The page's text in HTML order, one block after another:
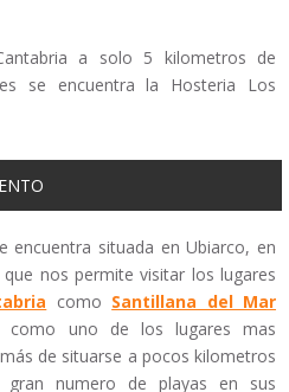
a solo 5 kilometros de
se encuentra la Hosteria Los
encuentra situada en Ubiarco, en
nos permite visitar los lugares
como Santillana del Mar
como uno de los lugares mas
de situarse a pocos kilometros
numero de playas en sus